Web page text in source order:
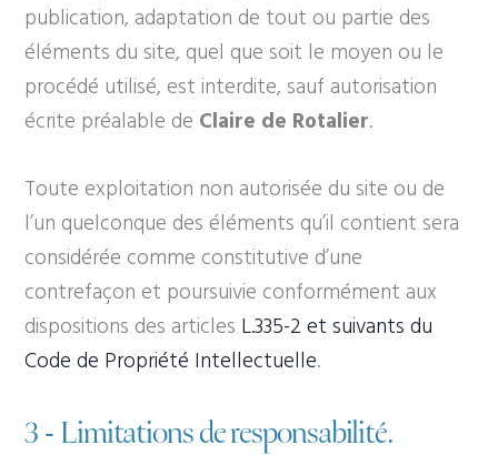
publication, adaptation de tout ou partie des
éléments du site, quel que soit le moyen ou le
procédé utilisé, est interdite, sauf autorisation
écrite préalable de Claire de Rotalier.
Toute exploitation non autorisée du site ou de
l’un quelconque des éléments qu’il contient sera
considérée comme constitutive d’une
contrefaçon et poursuivie conformément aux
dispositions des articles L.335-2 et suivants du
Code de Propriété Intellectuelle.
3 - Limitations de responsabilité.